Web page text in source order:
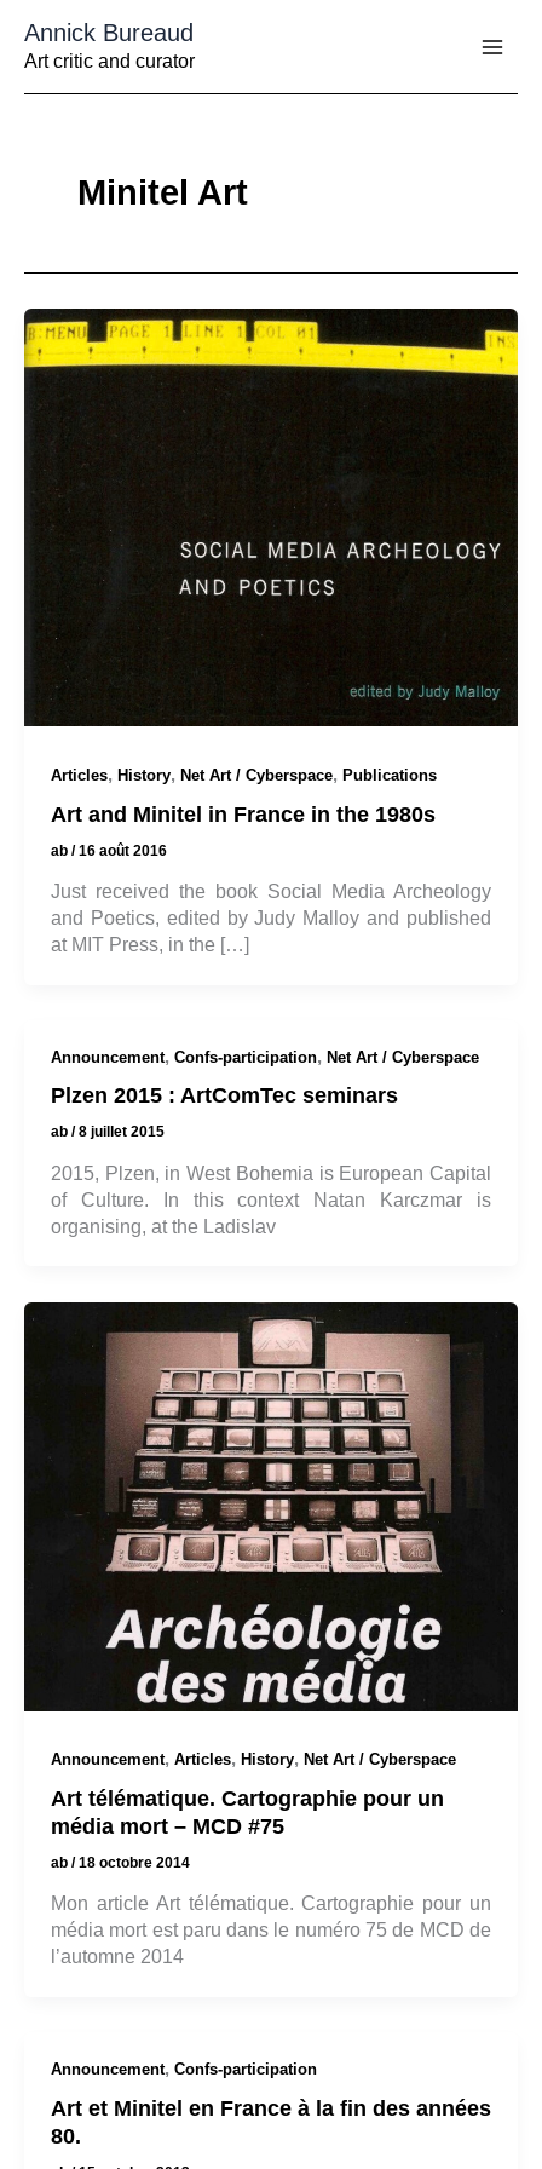
contenu
Annick Bureaud
Art critic and curator
Minitel Art
Articles, History, Net Art / Cyberspace, Publications
Art and Minitel in France in the 1980s
ab /16 août 2016
Just received the book Social Media Archeology
and Poetics, edited by Judy Malloy and published
at MIT Press, in the […]
Announcement, Confs-participation, Net Art / Cyberspace
Plzen 2015 : ArtComTec seminars
ab /8 juillet 2015
2015, Plzen, in West Bohemia is European Capital
of Culture. In this context Natan Karczmar is
organising, at the Ladislav
Announcement, Articles, History, Net Art / Cyberspace
Art télématique. Cartographie pour un
média mort – MCD #75
ab /18 octobre 2014
Mon article Art télématique. Cartographie pour un
média mort est paru dans le numéro 75 de MCD de
l’automne 2014
Announcement, Confs-participation
Art et Minitel en France à la fin des années
80.